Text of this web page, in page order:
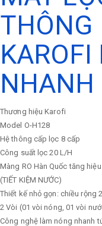
THÔNG
KAROFI
NHANH
Thương hiệu Karofi
Model O-H128
Hệ thông cấp lọc 8 cấp
Công suất lọc 20 L/H
Màng RO Hàn Quốc tăng
(TIẾT KIỆM NƯỚC)
Thiết kế nhỏ gọn: chiều rộng
2 Vòi (01 vòi nóng, 01 vòi
Công nghệ làm nóng nhanh